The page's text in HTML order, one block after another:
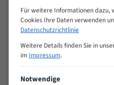
M (mm)
Zähne pro
Zoll (ZpZ))
>
10/14
15 - 40
8/12
25 - 50
35 - 70
Für weitere Informationen dazu,
Cookies Ihre Daten verwenden
Datenschutzrichtlinie
Weitere Details finden Sie in
im Impressum.
Notwendige